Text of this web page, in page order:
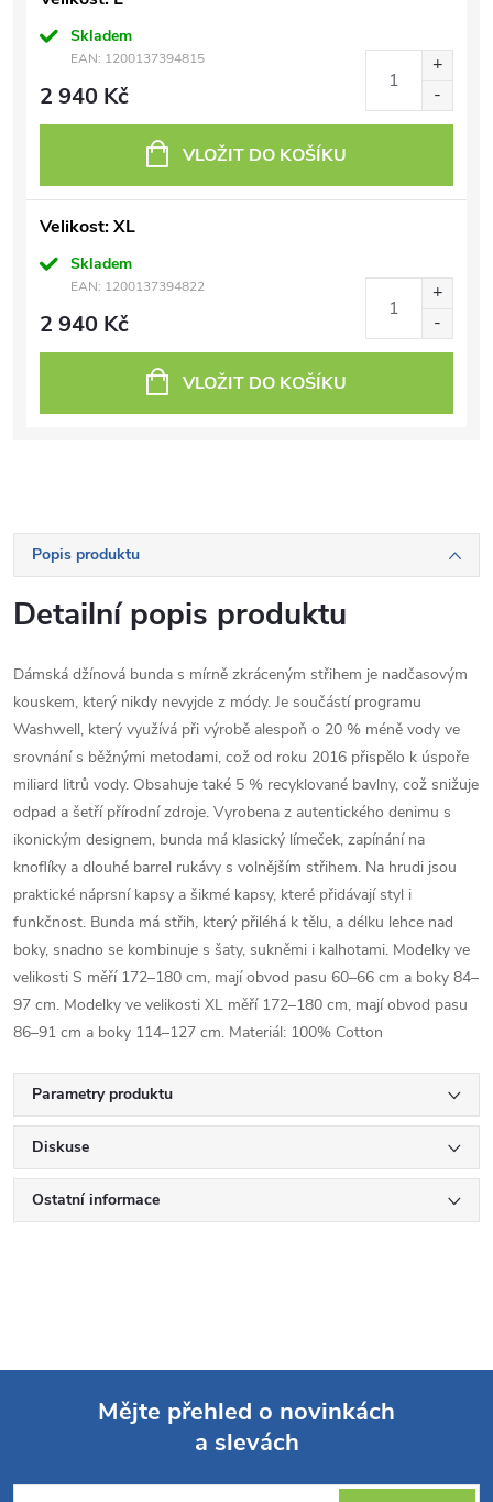
Skladem
EAN: 1200137394815
2 940 Kč
VLOŽIT DO KOŠÍKU
Velikost: XL
Skladem
EAN: 1200137394822
2 940 Kč
VLOŽIT DO KOŠÍKU
Popis produktu
Detailní popis produktu
Dámská džínová bunda s mírně zkráceným střihem je nadčasovým
kouskem, který nikdy nevyjde z módy. Je součástí programu
Washwell, který využívá při výrobě alespoň o 20 % méně vody ve
srovnání s běžnými metodami, což od roku 2016 přispělo k úspoře
miliard litrů vody. Obsahuje také 5 % recyklované bavlny, což snižuje
odpad a šetří přírodní zdroje. Vyrobena z autentického denimu s
ikonickým designem, bunda má klasický límeček, zapínání na
knoflíky a dlouhé barrel rukávy s volnějším střihem. Na hrudi jsou
praktické náprsní kapsy a šikmé kapsy, které přidávají styl i
funkčnost. Bunda má střih, který přiléhá k tělu, a délku lehce nad
boky, snadno se kombinuje s šaty, sukněmi i kalhotami. Modelky ve
velikosti S měří 172–180 cm, mají obvod pasu 60–66 cm a boky 84–
97 cm. Modelky ve velikosti XL měří 172–180 cm, mají obvod pasu
86–91 cm a boky 114–127 cm. Materiál: 100% Cotton
Parametry produktu
Diskuse
Ostatní informace
Mějte přehled o novinkách
a slevách